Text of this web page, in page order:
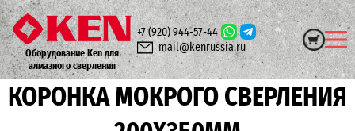
Оборудование Ken для
алмазного сверления
+7 (920)944-57-44
mail@kenrussia.ru
КОРОНКА МОКРОГО СВЕРЛЕНИЯ